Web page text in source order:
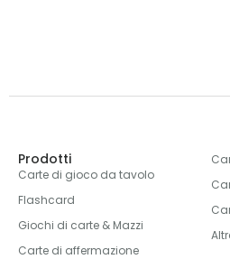
Prodotti
Carte di gioco da tavolo
Flashcard
Giochi di carte & Mazzi
Carte di affermazione